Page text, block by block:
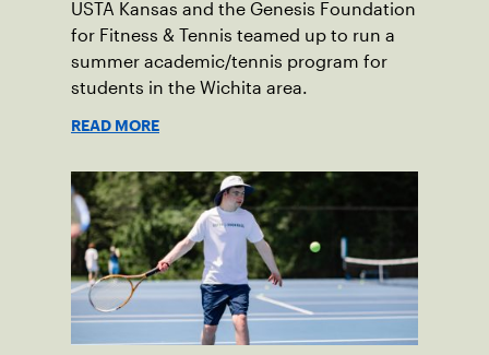
USTA Kansas and the Genesis Foundation
for Fitness & Tennis teamed up to run a
summer academic/tennis program for
students in the Wichita area.
READ MORE